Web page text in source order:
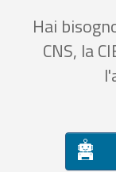
Hai
CNS, la